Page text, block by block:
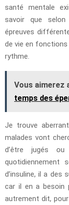
santé mentale
savoir que
épreuves
de vie en
rythme.
Vous aimerez
temps des
Je trouve
malades vont
d’être jugés
quotidiennement
d’insuline, il a des
car il en a besoin
autrement dit,